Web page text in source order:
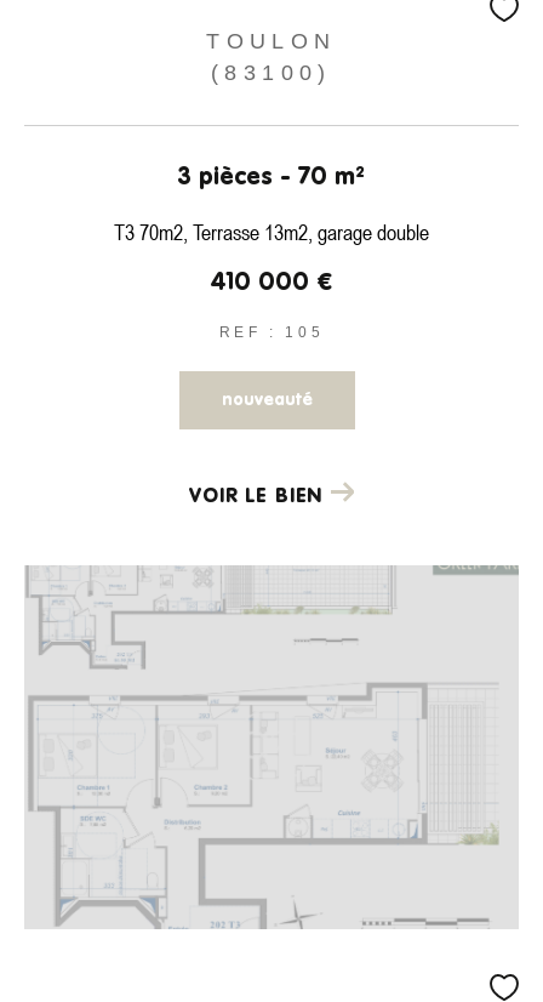
TOULON
(83100)
3 pièces - 70 m²
T3 70m2, Terrasse 13m2, garage double
410 000 €
REF : 105
nouveauté
VOIR LE BIEN